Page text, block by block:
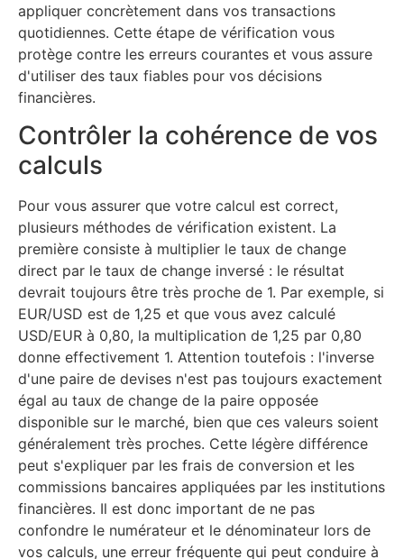
appliquer concrètement dans vos transactions
quotidiennes. Cette étape de vérification vous
protège contre les erreurs courantes et vous assure
d'utiliser des taux fiables pour vos décisions
financières.
Contrôler la cohérence de vos
calculs
Pour vous assurer que votre calcul est correct,
plusieurs méthodes de vérification existent. La
première consiste à multiplier le taux de change
direct par le taux de change inversé : le résultat
devrait toujours être très proche de 1. Par exemple, si
EUR/USD est de 1,25 et que vous avez calculé
USD/EUR à 0,80, la multiplication de 1,25 par 0,80
donne effectivement 1. Attention toutefois : l'inverse
d'une paire de devises n'est pas toujours exactement
égal au taux de change de la paire opposée
disponible sur le marché, bien que ces valeurs soient
généralement très proches. Cette légère différence
peut s'expliquer par les frais de conversion et les
commissions bancaires appliquées par les institutions
financières. Il est donc important de ne pas
confondre le numérateur et le dénominateur lors de
vos calculs, une erreur fréquente qui peut conduire à